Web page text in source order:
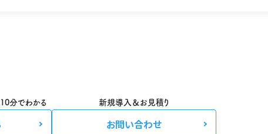
分でわかる 新規導入＆お見積り
お問い合わせ